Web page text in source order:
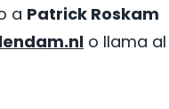
a Patrick Roskam
o llama al